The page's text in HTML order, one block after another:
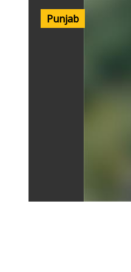
Punjab